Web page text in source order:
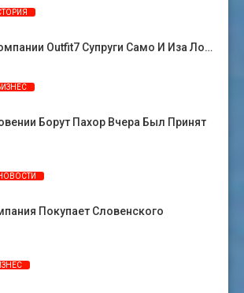
Outfit7 Супруги Само И Иза Ло…
Борут Пахор Вчера Был Принят
Покупает Словенского